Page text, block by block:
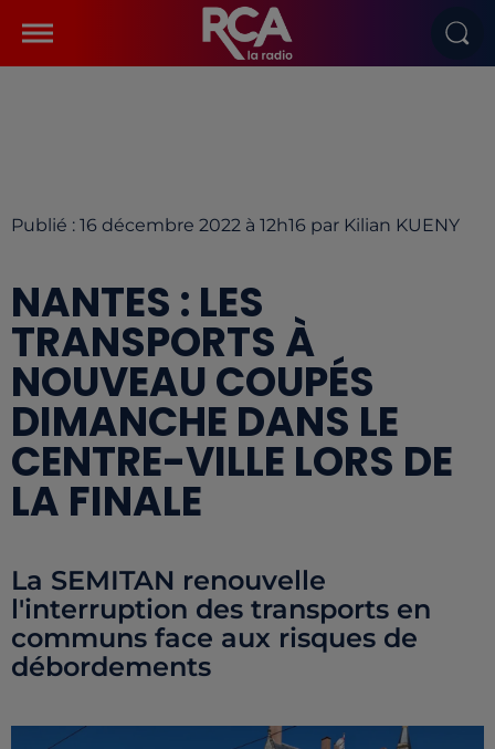
Publié : 16 décembre 2022 à 12h16 par Kilian KUENY
NANTES : LES
TRANSPORTS À
NOUVEAU COUPÉS
DIMANCHE DANS LE
CENTRE-VILLE LORS DE
LA FINALE
La SEMITAN renouvelle
l'interruption des transports en
communs face aux risques de
débordements